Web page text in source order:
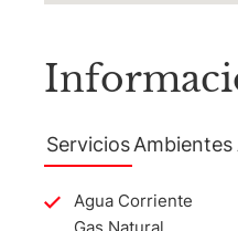
Servicios Ambientes
Agua Corriente
Gas Natural